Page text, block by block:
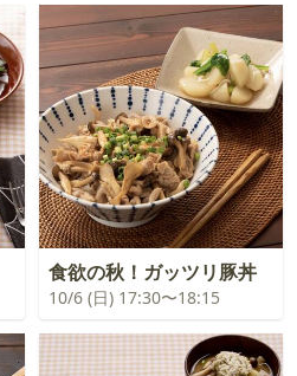
食欲の秋！ガッツリ豚丼
10/6 (日) 17:30〜18:15